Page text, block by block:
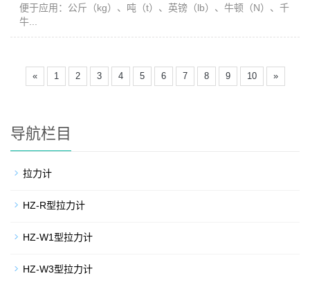
便于应用：公斤（kg）、吨（t）、英镑（lb）、牛顿（N）、千
牛...
« 1 2 3 4 5 6 7 8 9 10 »
导航栏目
拉力计
HZ-R型拉力计
HZ-W1型拉力计
HZ-W3型拉力计